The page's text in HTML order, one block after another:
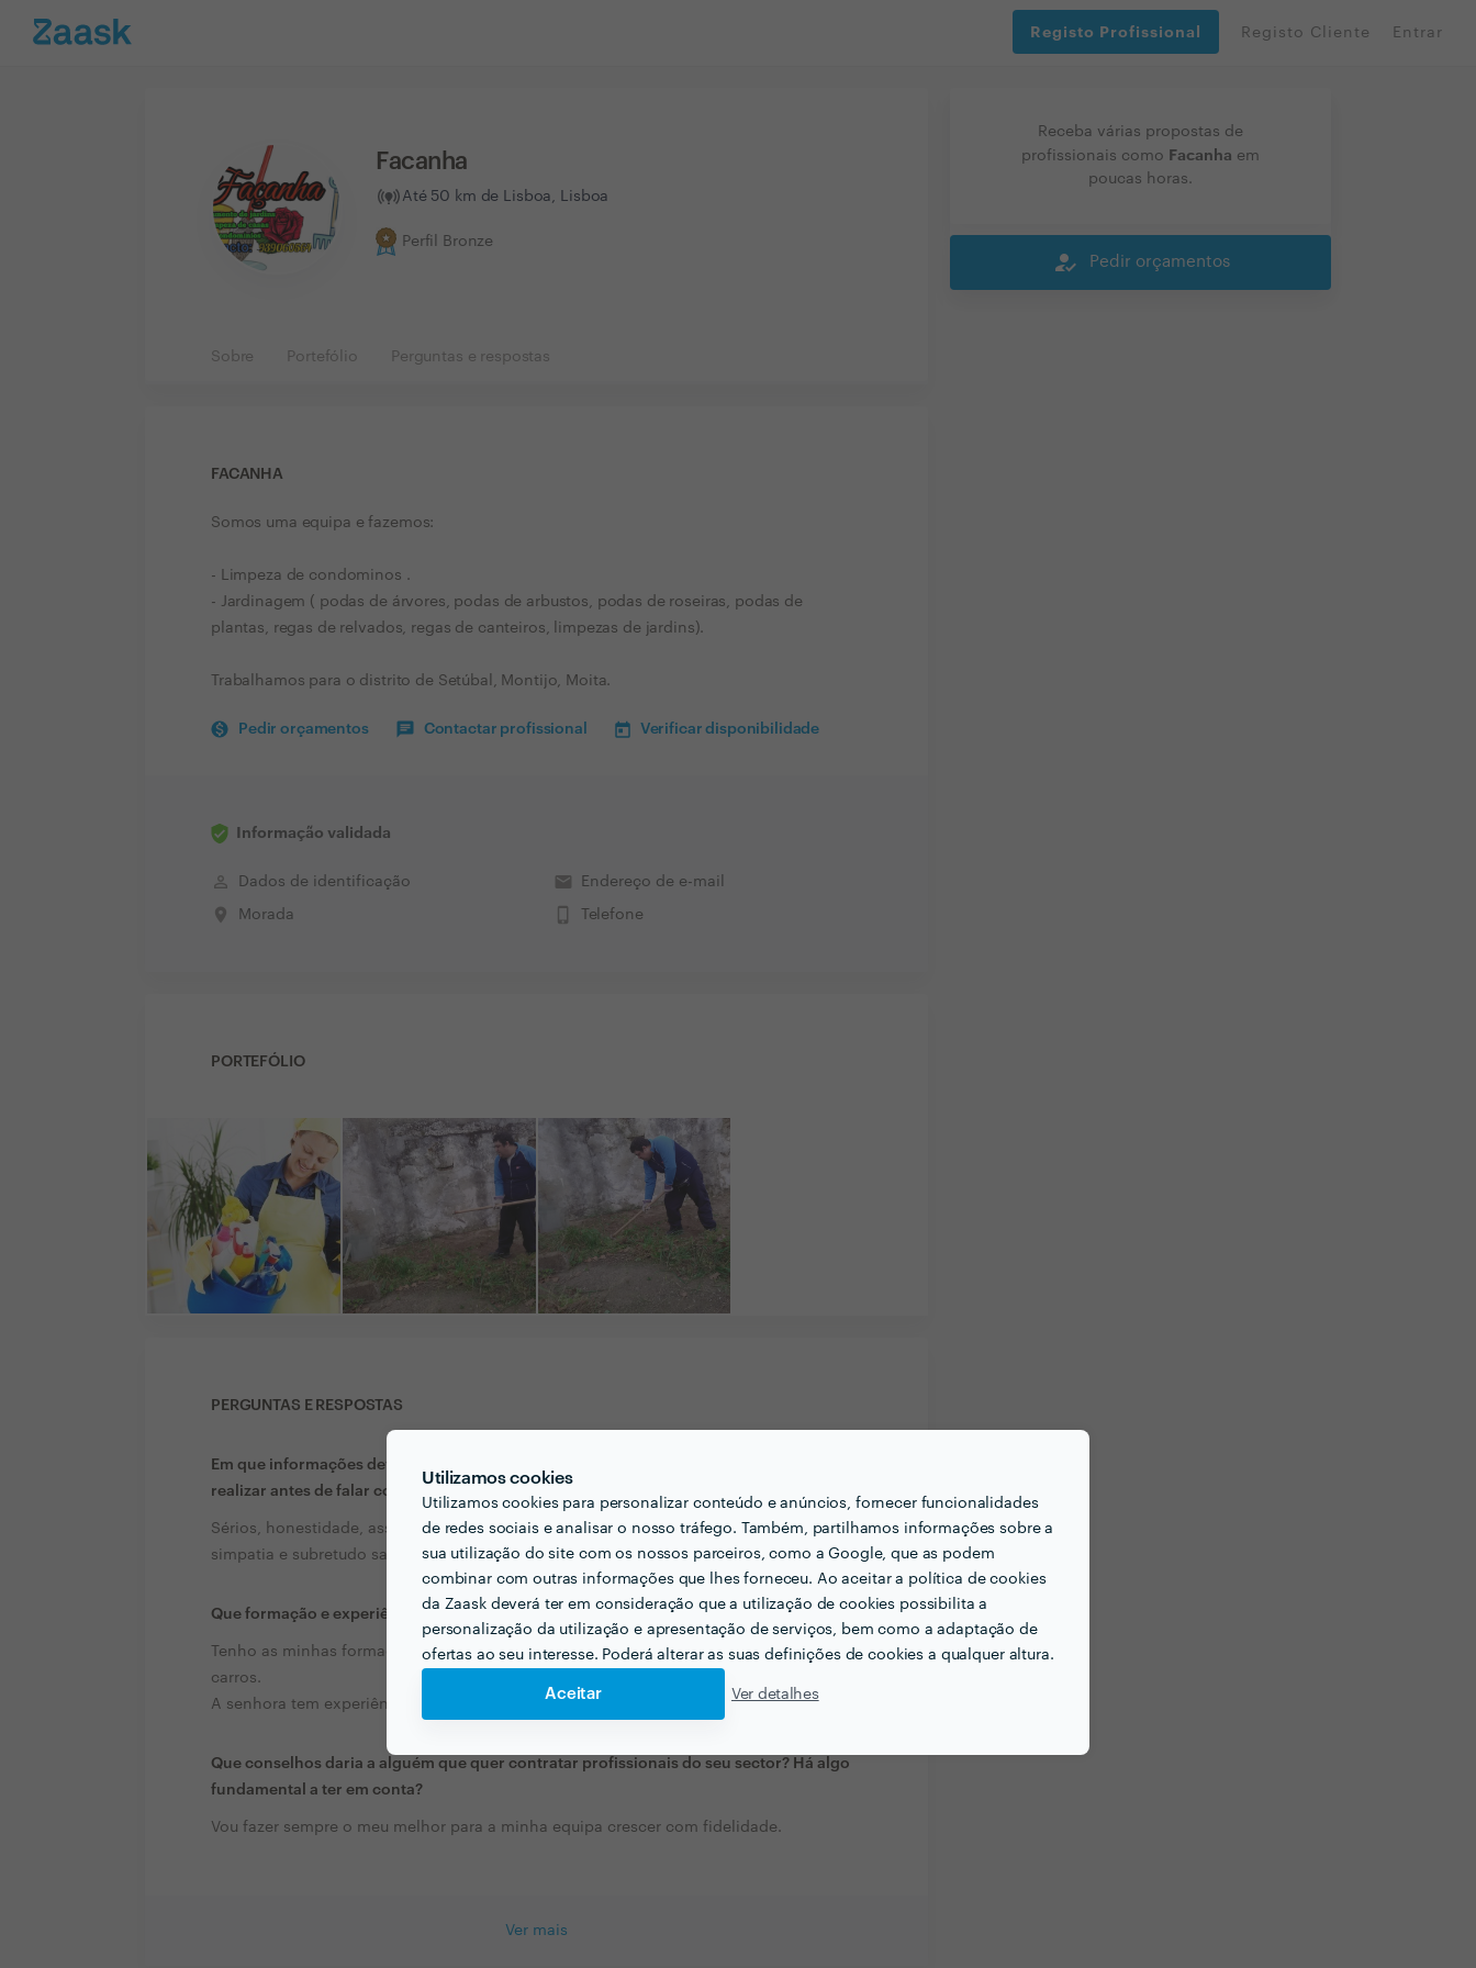
Utilizamos cookies
Utilizamos cookies para personalizar conteúdo e anúncios, fornecer funcionalidades
de redes sociais e analisar o nosso tráfego. Também, partilhamos informações sobre a
sua utilização do site com os nossos parceiros, como a Google, que as podem
combinar com outras informações que lhes forneceu. Ao aceitar a política de cookies
da Zaask deverá ter em consideração que a utilização de cookies possibilita a
personalização da utilização e apresentação de serviços, bem como a adaptação de
ofertas ao seu interesse. Poderá alterar as suas definições de cookies a qualquer altura.
Aceitar Ver detalhes
Registo Profissional Registo Cliente Entrar
Facanha
Até 50 km de Lisboa, Lisboa
Perfil Bronze
Sobre Portefólio Perguntas e respostas
FACANHA
Somos uma equipa e fazemos:
- Limpeza de condominos .
- Jardinagem ( podas de árvores, podas de arbustos, podas de roseiras, podas de
plantas, regas de relvados, regas de canteiros, limpezas de jardins).
Trabalhamos para o distrito de Setúbal, Montijo, Moita.
Pedir orçamentos Contactar profissional Verificar disponibilidade
Informação validada
perm_identity Dados de identificação
place Morada
email Endereço de e-mail
phone_iphone Telefone
PORTEFÓLIO
PERGUNTAS E RESPOSTAS
Em que informações deve um ou uma cliente pensar acerca do projecto que quer
realizar antes de falar com profissionais?
Sérios, honestidade, assesiveis e higienicos, responsáveis, confiança, assiduidade,
simpatia e subretudo satisfazer o cliente.
Que formação e experiência tem relacionadas com a sua actividade?
Tenho as minhas formações, experiências profissionais de Jardineiro e lavador de
carros.
A senhora tem experiência nas limpezas domésticas e condomínios.
Que conselhos daria a alguém que quer contratar profissionais do seu sector? Há algo
fundamental a ter em conta?
Vou fazer sempre o meu melhor para a minha equipa crescer com fidelidade.
Ver mais
Receba várias propostas de
profissionais como Facanha em
poucas horas.
how_to_reg Pedir orçamentos